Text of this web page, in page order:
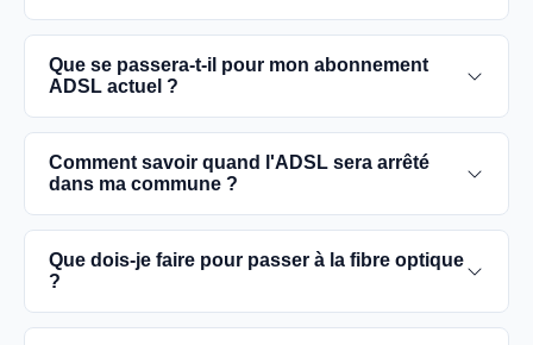
L'extinction complète du réseau ADSL est prévue
pour 2030. D'ici là, les utilisateurs sont
optique, plus rapides et fiables.
Que se passera-t-il pour mon abonnement
ADSL actuel ?
Vous pouvez continuer à utiliser votre
abonnement ADSL jusqu'à la date de fermeture du
conseillé de passer à la fibre optique dès que
possible pour une meilleure qualité de service.
Comment savoir quand l'ADSL sera arrêté
dans ma commune ?
Les dates précises de fermeture de l'ADSL varient
selon les communes. Vous pouvez trouver ces
commune spécifique.
Que dois-je faire pour passer à la fibre optique
?